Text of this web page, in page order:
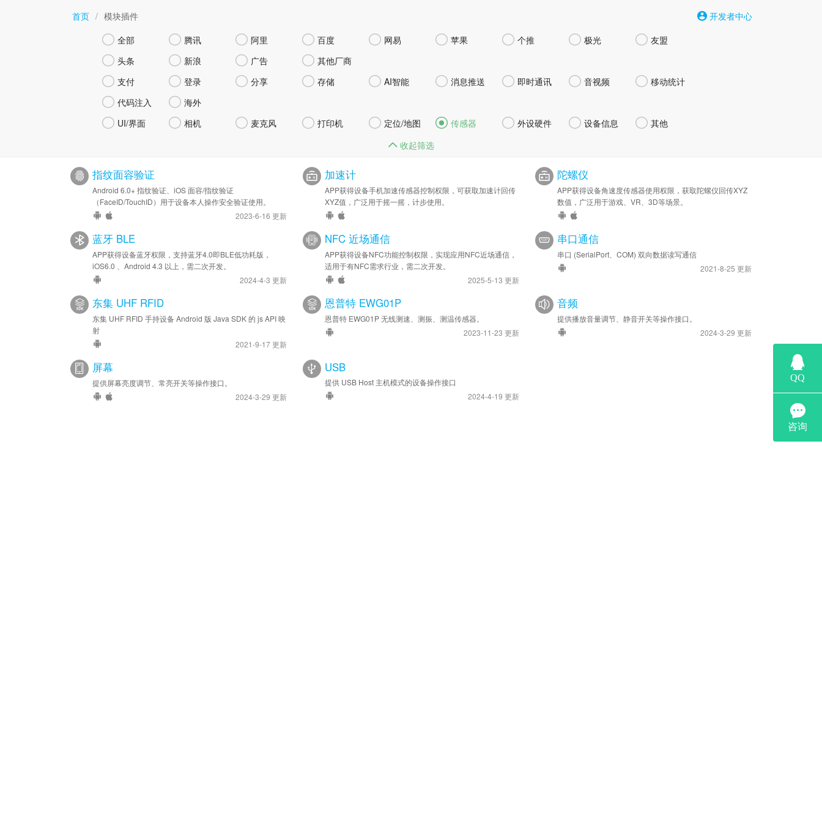
首页 / 模块插件 开发者中心
 全部  腾讯  阿里  百度  网易  苹果  个推  极光  友盟
 头条  新浪  广告  其他厂商
 支付  登录  分享  存储  AI智能  消息推送  即时通讯  音视频  移动统计
 代码注入  海外
 UI/界面  相机  麦克风  打印机  定位/地图  传感器  外设硬件  设备信息  其他
收起筛选
指纹面容验证
Android 6.0+ 指纹验证、iOS 面容/指纹验证
（FaceID/TouchID）用于设备本人操作安全验证使用。
2023-6-16 更新
加速计
APP获得设备手机加速传感器控制权限，可获取加速计回传
XYZ值，广泛用于摇一摇，计步使用。
陀螺仪
APP获得设备角速度传感器使用权限，获取陀螺仪回传XYZ
数值，广泛用于游戏、VR、3D等场景。
蓝牙 BLE
APP获得设备蓝牙权限，支持蓝牙4.0即BLE低功耗版，
iOS6.0 、Android 4.3 以上，需二次开发。
2024-4-3 更新
NFC 近场通信
APP获得设备NFC功能控制权限，实现应用NFC近场通信，
适用于有NFC需求行业，需二次开发。
2025-5-13 更新
串口通信
串口 (SerialPort、COM) 双向数据读写通信
2021-8-25 更新
东集 UHF RFID
东集 UHF RFID 手持设备 Android 版 Java SDK 的 js API 映
射
2021-9-17 更新
恩普特 EWG01P
恩普特 EWG01P 无线测速、测振、测温传感器。
2023-11-23 更新
音频
提供播放音量调节、静音开关等操作接口。
2024-3-29 更新
屏幕
提供屏幕亮度调节、常亮开关等操作接口。
2024-3-29 更新
USB
提供 USB Host 主机模式的设备操作接口
2024-4-19 更新